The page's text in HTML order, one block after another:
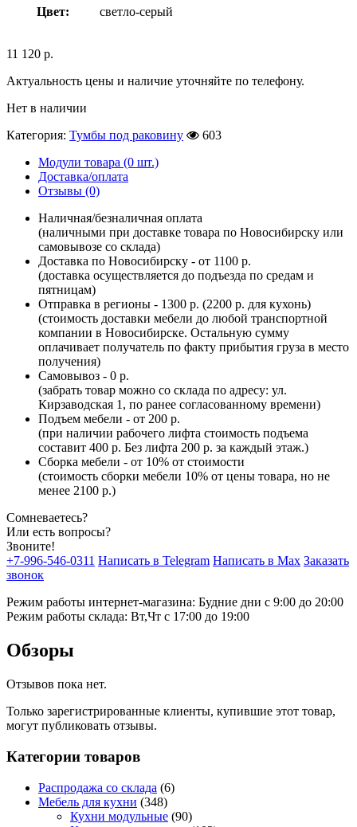
Цвет: светло-серый
11 120 р.
Актуальность цены и наличие уточняйте по телефону.
Нет в наличии
Категория: Тумбы под раковину
603
Модули товара (0 шт.)
Доставка/оплата
Отзывы (0)
Наличная/безналичная оплата
(наличными при доставке товара по Новосибирску или
самовывозе со склада)
Доставка по Новосибирску - от 1100 р.
(доставка осуществляется до подъезда по средам и
пятницам)
Отправка в регионы - 1300 р. (2200 р. для кухонь)
(стоимость доставки мебели до любой транспортной
компании в Новосибирске. Остальную сумму
оплачивает получатель по факту прибытия груза в место
получения)
Самовывоз - 0 р.
(забрать товар можно со склада по адресу: ул.
Кирзаводская 1, по ранее согласованному времени)
Подъем мебели - от 200 р.
(при наличии рабочего лифта стоимость подъема
составит 400 р. Без лифта 200 р. за каждый этаж.)
Сборка мебели - от 10% от стоимости
(стоимость сборки мебели 10% от цены товара, но не
менее 2100 р.)
Сомневаетесь?
Или есть вопросы?
Звоните!
+7-996-546-0311 Написать в Telegram Написать в Max Заказать
звонок
Режим работы интернет-магазина: Будние дни с 9:00 до 20:00
Режим работы склада: Вт,Чт с 17:00 до 19:00
Обзоры
Отзывов пока нет.
Только зарегистрированные клиенты, купившие этот товар,
могут публиковать отзывы.
Категории товаров
Распродажа со склада (6)
Мебель для кухни (348)
Кухни модульные (90)